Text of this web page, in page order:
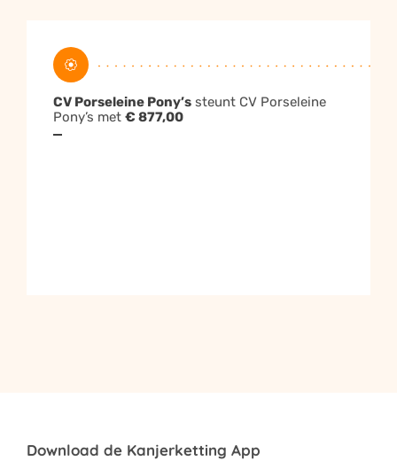
CV Porseleine Pony’s steunt CV Porseleine
Pony’s met € 877,00
Download de Kanjerketting App
Facebook